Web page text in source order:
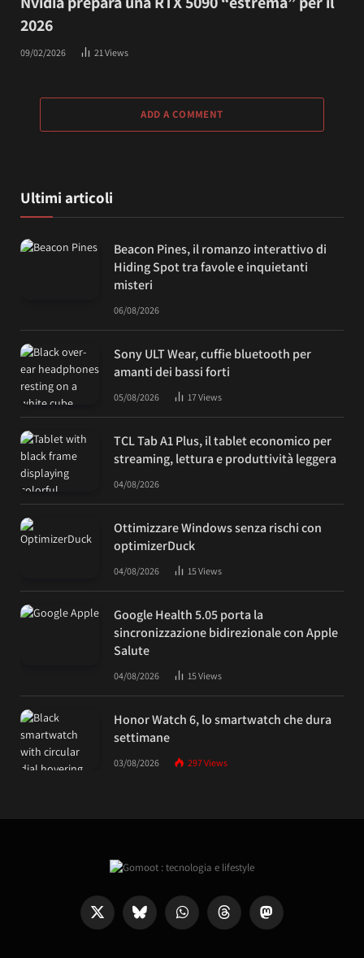
2026
09/02/2026 21Views
ADD A COMMENT
Ultimi articoli
Beacon Pines, il romanzo interattivo di
Hiding Spot tra favole e inquietanti
misteri
06/08/2026
Sony ULT Wear, cuffie bluetooth per
amanti dei bassi forti
05/08/2026 17Views
TCL Tab A1 Plus, il tablet economico per
streaming, lettura e produttività leggera
04/08/2026
Ottimizzare Windows senza rischi con
optimizerDuck
04/08/2026 15Views
Google Health 5.05 porta la
sincronizzazione bidirezionale con Apple
Salute
04/08/2026 15Views
Honor Watch 6, lo smartwatch che dura
settimane
03/08/2026 297Views
X
Bluesky WhatsAppThreads Mastodon